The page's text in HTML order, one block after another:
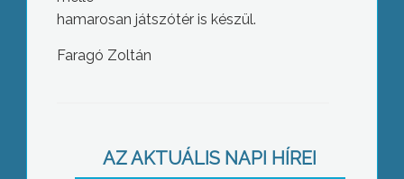
hamarosan játszótér is készül.
Faragó Zoltán
AZ AKTUÁLIS NAPI HÍREI